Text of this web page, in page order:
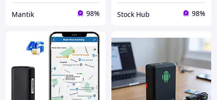
Mantik 98% Stock Hub 98%